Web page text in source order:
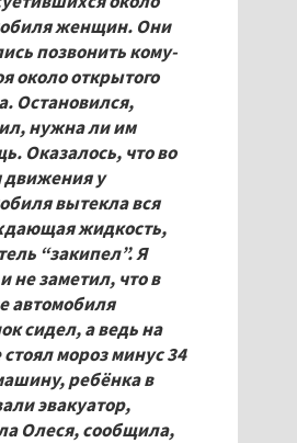
женщин. Они
позвонить кому-
около открытого
Остановился,
нужна ли им
Оказалось, что во
движения у
вытекла вся
жидкость,
“закипел”. Я
не заметил, что в
автомобиля
сидел, а ведь на
мороз минус 34
ребёнка в
эвакуатор,
Олеся, сообщила,